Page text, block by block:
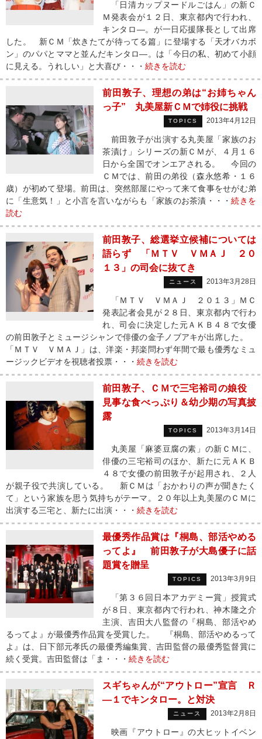
「日清カップヌードルごはん」の新Ｃ
Ｍ発表会が１２日、東京都内で行われ、
キンタロ―。が一日応援隊長として出席
した。 新ＣＭ「炊きたてが待ってる篇」に登場する「天才バカボ
ン」のパパとママと並んだキンタロ―。は「今日の私、初めて小顔
に見える。うれしい」と大喜び・・・ 続きを読む
前田敦子、理想の弟は“お姉ちゃん
っ子” 丸美屋新ＣＭで姉役に挑戦
TOPICS 2013年4月12日
前田敦子が出演する丸美屋「家族のお
茶漬け」シリーズの新ＣＭが、４月１６
日から全国でオンエアされる。 今回の
ＣＭでは、前田の弟役（森永悠希・１６
歳）が初めて登場。前田は、突然部屋にやって来て食事をせがむ弟
に「生意気！」と小言を言いながらも「家族のお茶漬・・・続きを
読む
前田敦子、総選挙立候補については
語らず 「ＭＴＶ ＶＭＡＪ ２０
１３」の司会に抜てき
ニュース 2013年3月28日
「ＭＴＶ ＶＭＡＪ ２０１３」ＭＣ
発表記者会見が２８日、東京都内で行わ
れ、司会に決定した元ＡＫＢ４８で女優
の前田敦子とミュージシャンで俳優の金子ノブアキが出席した。
「ＭＴＶ ＶＭＡＪ」は、洋楽・邦楽問わず年間で最も優秀なミュ
ージックビデオを視聴者投票・・・ 続きを読む
前田敦子、ＣＭで三宅裕司の娘役
見事な食べっぷり＆幼少期の写真披
露
TOPICS 2013年3月14日
丸美屋「麻婆豆腐の素」の新ＣＭに、
俳優の三宅裕司のほか、新たに元ＡＫＢ
４８で女優の前田敦子が起用され、２人
が親子役で共演している。 新ＣＭは「おかわりの声が聞きたく
て」という家族を思う気持ちがテーマ。２０年以上丸美屋のＣＭに
出演する三宅と、新たに出演・・・ 続きを読む
最優秀作品賞は『桐島、部活やめる
ってよ』 前田敦子が大島優子に話
題賞を贈呈
TOPICS 2013年3月9日
「第３６回日本アカデミー賞」授賞式
が８日、東京都内で行われ、神木隆之介
主演、吉田大八監督の『桐島、部活やめ
るってよ』が最優秀作品賞を受賞した。 『桐島、部活やめるって
よ』は、日下部元孝氏の最優秀編集賞、吉田監督の最優秀監督賞に
続く受賞。吉田監督は「ま・・・ 続きを読む
スギちゃんが“アウトロー”宣言 Ｒ
―１でキンタロー。と対決
ニュース 2013年2月8日
映画『アウトロー』の大ヒットイベン